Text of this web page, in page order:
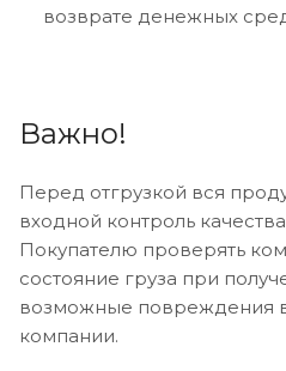
возврате денежных
Важно!
Перед отгрузкой вся
входной контроль
Покупателю проверять
состояние груза при
возможные повреждения
компании.